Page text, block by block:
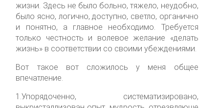
жизни. Здесь не было больно, тяжело, неудобно,
было ясно, логично, доступно, светло, органично
и понятно, а главное необходимо. Требуется
только честность и волевое желание «делать
жизнь» в соответствии со своими убеждениями.
Вот такое вот сложилось у меня общее
впечатление.
1.Упорядоченно, систематизировано,